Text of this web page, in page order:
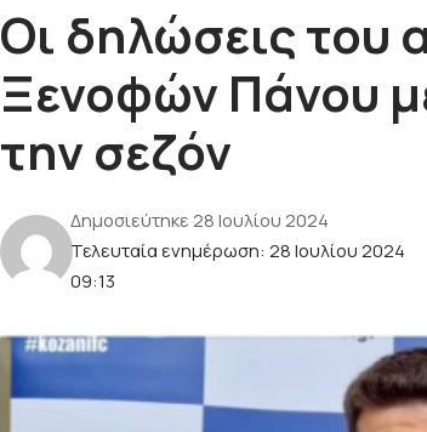
Οι δηλώσεις του
Ξενοφών Πάνου
την σεζόν
Τελευταία ενημέρωση: 28 Ιουλίου 2024
09:13
Δημοσιεύτηκε 28 Ιουλίου 2024